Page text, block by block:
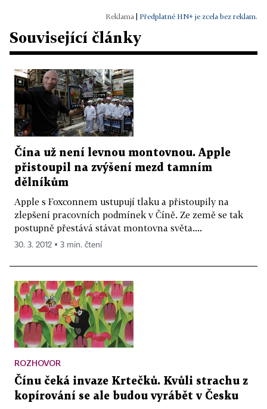
Předplatné HN+ je zcela bez reklam.
Související články
Čína už není levnou montovnou. Apple
přistoupil na zvýšení mezd tamním
dělníkům
Apple s Foxconnem ustupují tlaku a přistoupily na
zlepšení pracovních podmínek v Číně. Ze země se tak
postupně přestává stávat montovna světa....
30. 3. 2012 ▪ 3 min. čtení
ROZHOVOR
Čínu čeká invaze Krtečků. Kvůli strachu z
kopírování se ale budou vyrábět v Česku